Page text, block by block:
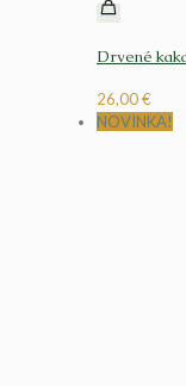
Drvené
26,00€
NOVINKA!